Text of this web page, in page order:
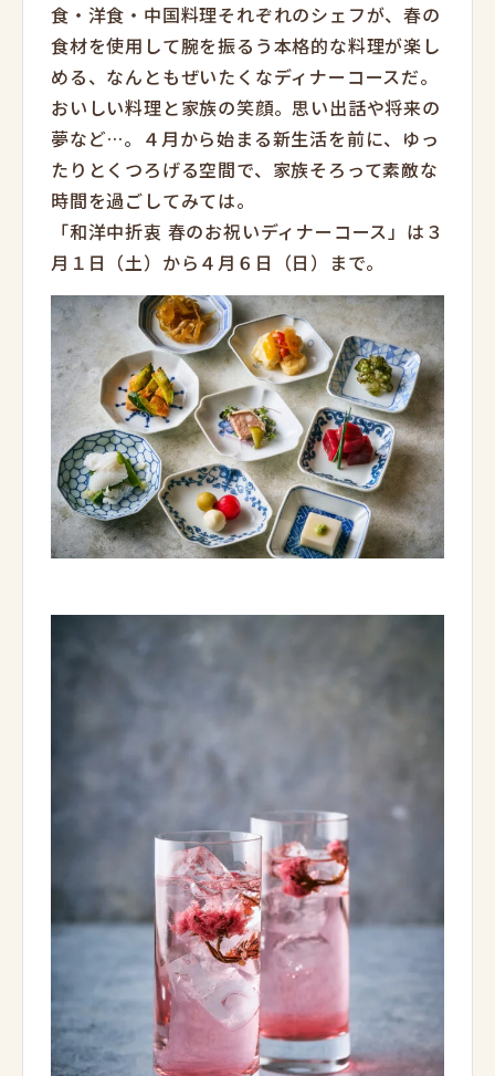
食・洋食・中国料理それぞれのシェフが、春の
食材を使用して腕を振るう本格的な料理が楽し
める、なんともぜいたくなディナーコースだ。
おいしい料理と家族の笑顔。思い出話や将来の
夢など…。４月から始まる新生活を前に、ゆっ
たりとくつろげる空間で、家族そろって素敵な
時間を過ごしてみては。
「和洋中折衷 春のお祝いディナーコース」は３
月１日（土）から４月６日（日）まで。